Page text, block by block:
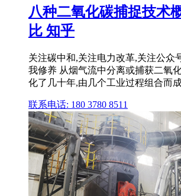
八种二氧化碳捕捉技术
比 知乎
关注碳中和,关注电力改革,关注公众
我修养 从烟气流中分离或捕获二氧
化了几十年,由几个工业过程组合而
联系电话: 180 3780 8511